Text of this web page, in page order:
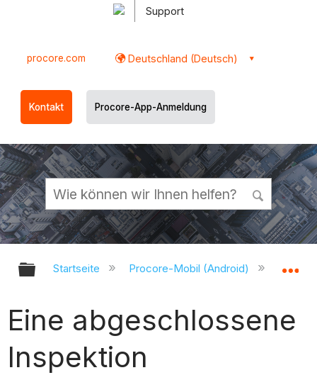
Support
procore.com Deutschland (Deutsch)
Kontakt Procore-App-Anmeldung
Globale Hierarchie auf- und
Startseite Procore-Mobil (Android)
Eine abgeschlossene
Inspektion